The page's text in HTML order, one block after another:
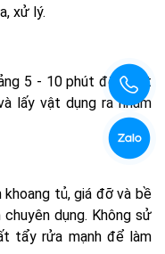
xử lý.
5 - 10 phút để nhiệt
lấy vật dụng ra nhằm
khoang tủ, giá đỡ và bề
dụng. Không sử
tẩy rửa mạnh để làm